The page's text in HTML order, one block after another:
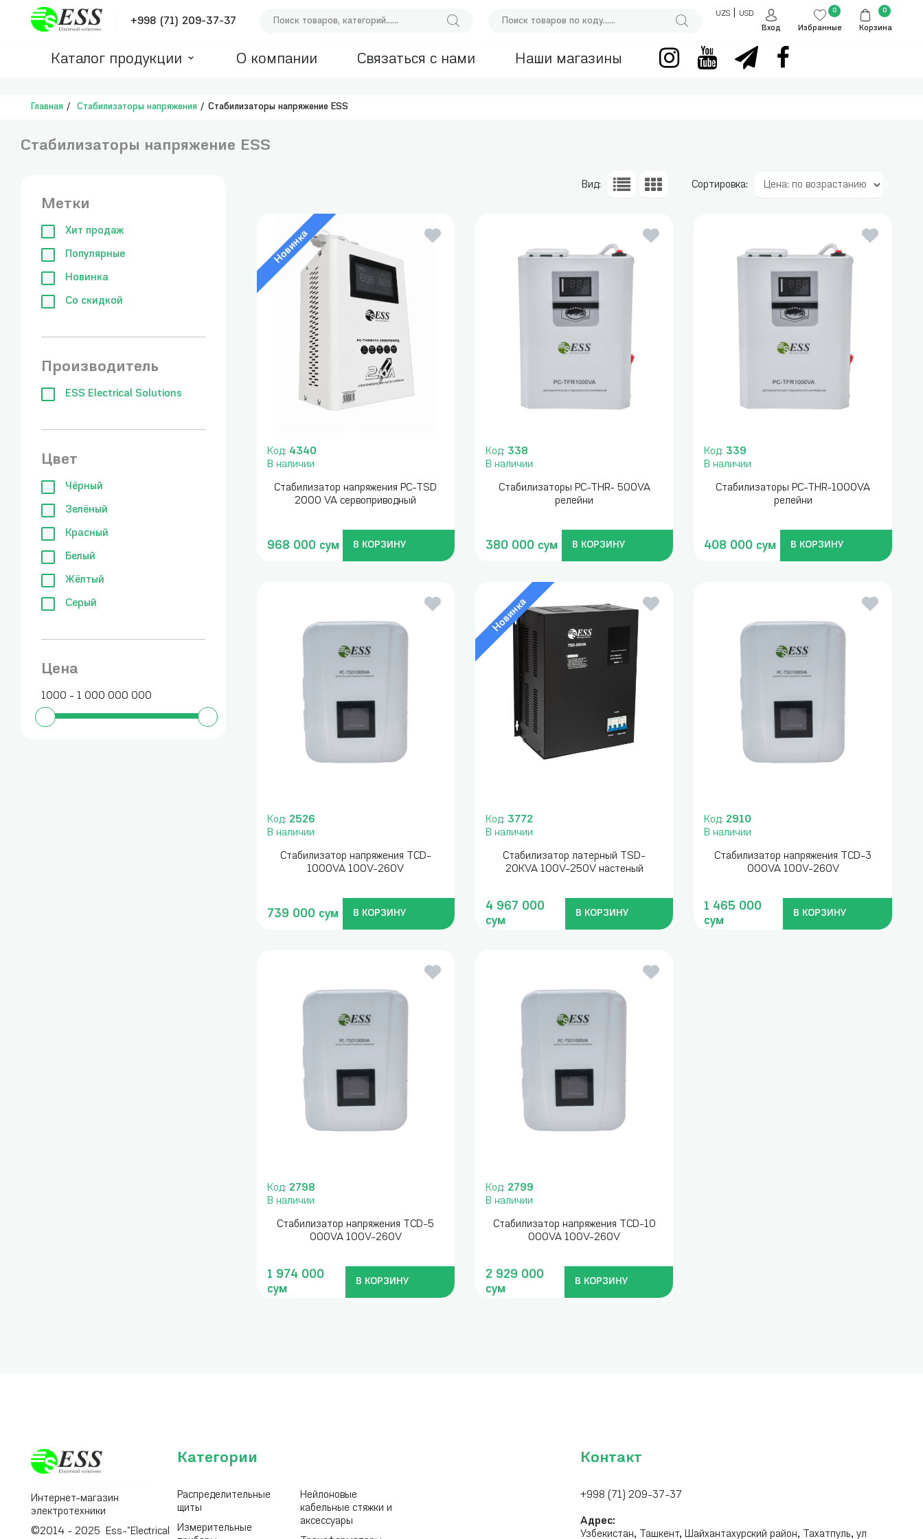
+998 (71) 209-37-37
UZS|
USD
Вход
Избранные
0
Корзина
0
Каталог продукции О компании Связаться с нами Наши магазины
Главная Стабилизаторы напряжения Стабилизаторы напряжение ESS
Стабилизаторы напряжение ESS
Метки
Хит продаж
Популярные
Новинка
Со скидкой
Производитель
ESS Electrical Solutions
Цвет
Чёрный
Зелёный
Красный
Белый
Жёлтый
Серый
Цена
1000 - 1 000 000 000
Вид: Сортировка:
Новинка
Код: 4340
В наличии
Стабилизатор напряжения PC-TSD
2000 VA сервоприводный
968 000 сум В КОРЗИНУ
Код: 338
В наличии
Стабилизаторы PC-THR- 500VA
релейни
380 000 сум В КОРЗИНУ
Код: 339
В наличии
Стабилизаторы PC-THR-1000VA
релейни
408 000 сум В КОРЗИНУ
Код: 2526
В наличии
Стабилизатор напряжения TCD-
1000VA 100V-260V
739 000 сум В КОРЗИНУ
Новинка
Код: 3772
В наличии
Стабилизатор латерный TSD-
20КVA 100V-250V настеный
4 967 000
сум
В КОРЗИНУ
Код: 2910
В наличии
Стабилизатор напряжения TCD-3
000VA 100V-260V
1 465 000
сум
В КОРЗИНУ
Код: 2798
В наличии
Стабилизатор напряжения TCD-5
000VA 100V-260V
1 974 000
сум
В КОРЗИНУ
Код: 2799
В наличии
Стабилизатор напряжения TCD-10
000VA 100V-260V
2 929 000
сум
В КОРЗИНУ
Интернет-магазин
электротехники
©2014 - 2025 Ess-"Electrical
Категории
Распределительные
щиты
Измерительные
Нейлоновые
кабельные стяжки и
аксессуары
Контакт
+998 (71) 209-37-37
Адрес:
Узбекистан, Ташкент, Шайхантахурский район, Тахатпуль, ул